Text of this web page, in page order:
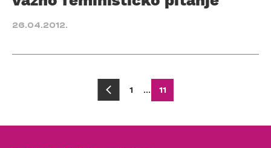
26.04.2012.
pagination
1 … 11